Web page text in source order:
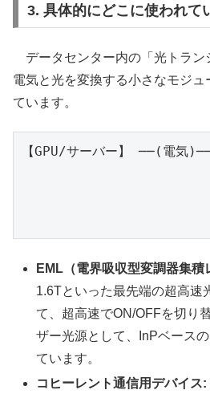
3. 具体的にどこに使われて
データセンター内の「光トラン
電気と光を変換する小さなモジ
ています。
【GPU/サーバー】 ──(電気
EML（電界吸収型変調器集積
1.6Tといった最先端の超高速
て、超高速でON/OFFを切り
ザー光源として、InPベース
ています。
コヒーレント通信用デバイス: